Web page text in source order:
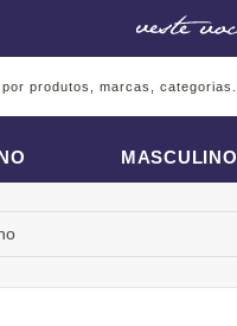
MASCULINO